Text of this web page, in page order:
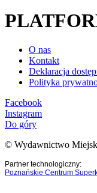
O nas
Kontakt
Deklaracja
Polityka
Facebook
Instagram
Do góry
© Wydawnictwo
Partner technologiczny:
Poznańskie Centrum